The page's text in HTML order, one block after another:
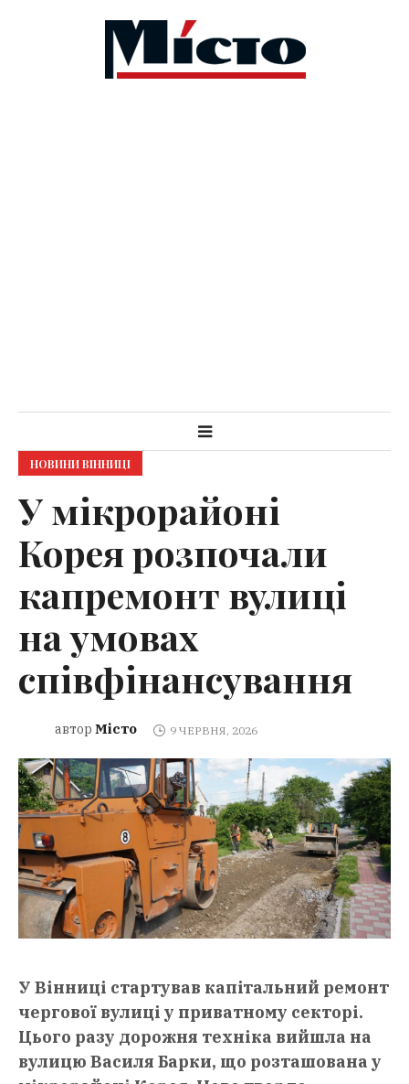
НОВИНИ ВІННИЦІ
У мікрорайоні
Корея розпочали
капремонт вулиці
на умовах
співфінансування
автор Місто 9 ЧЕРВНЯ, 2026
У Вінниці стартував капітальний ремонт
чергової вулиці у приватному секторі.
Цього разу дорожня техніка вийшла на
вулицю Василя Барки, що розташована у